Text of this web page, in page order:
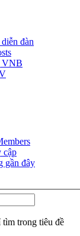
đàn
VNB
cập
gần đây
tìm trong tiêu đề